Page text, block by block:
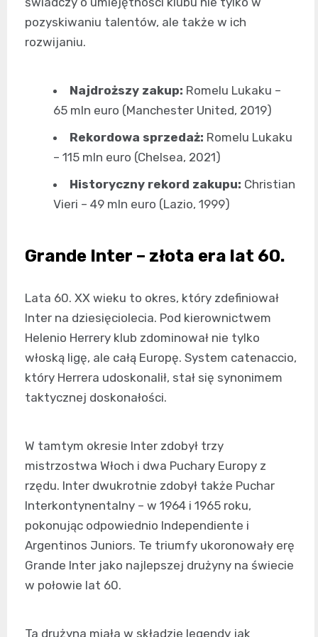
pozyskiwaniu talentów, ale także w ich
rozwijaniu.
Najdroższy zakup: Romelu Lukaku –
65 mln euro (Manchester United, 2019)
Rekordowa sprzedaż: Romelu Lukaku
– 115 mln euro (Chelsea, 2021)
Historyczny rekord zakupu: Christian
Vieri – 49 mln euro (Lazio, 1999)
Grande Inter – złota era lat 60.
Lata 60. XX wieku to okres, który zdefiniował
Inter na dziesięciolecia. Pod kierownictwem
Helenio Herrery klub zdominował nie tylko
włoską ligę, ale całą Europę. System catenaccio,
który Herrera udoskonalił, stał się synonimem
taktycznej doskonałości.
W tamtym okresie Inter zdobył trzy
mistrzostwa Włoch i dwa Puchary Europy z
rzędu. Inter dwukrotnie zdobył także Puchar
Interkontynentalny – w 1964 i 1965 roku,
pokonując odpowiednio Independiente i
Argentinos Juniors. Te triumfy ukoronowały erę
Grande Inter jako najlepszej drużyny na świecie
w połowie lat 60.
Ta drużyna miała w składzie legendy jak